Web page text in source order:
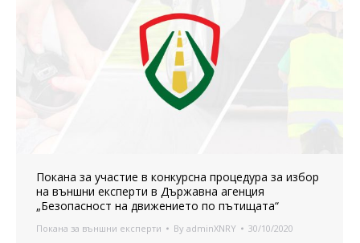
Покана за участие в конкурсна процедура за избор
на външни експерти в Държавна агенция
„Безопасност на движението по пътищата“
Покана за външни експерти By adminXNRY 30/10/2020